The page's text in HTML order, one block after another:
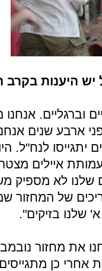
יש היענות
וברגליים.
ש 20% מהש"שנים
איילים
שלנו לא מספיק
של המחזור
שלנו בזיקים".
את מחזור
כן